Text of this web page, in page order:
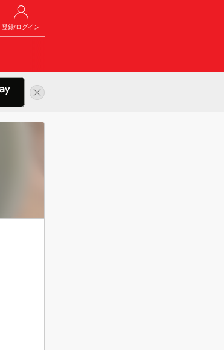
登録/ログイン